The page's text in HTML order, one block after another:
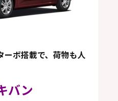
ーボ搭載で、荷物も人
バン